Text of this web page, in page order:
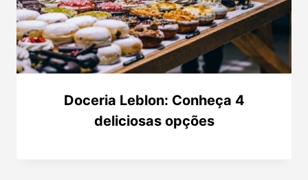
Doceria Leblon: Conheça 4
deliciosas opções